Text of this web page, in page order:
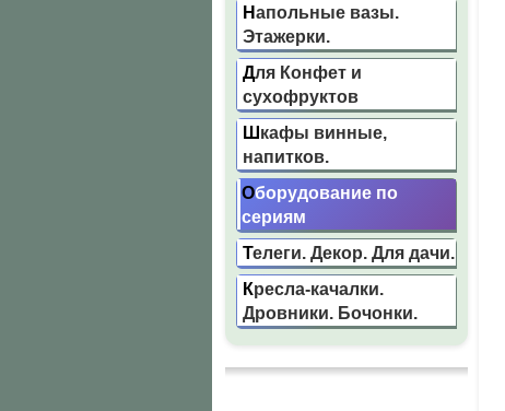
Напольные вазы.
Этажерки.
Для Конфет и
сухофруктов
Шкафы винные,
напитков.
Оборудование по
сериям
Телеги. Декор. Для дачи.
Кресла-качалки.
Дровники. Бочонки.